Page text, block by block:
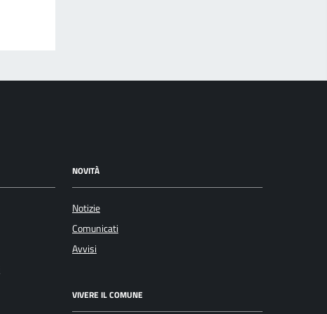
NOVITÀ
Notizie
Comunicati
Avvisi
VIVERE IL COMUNE